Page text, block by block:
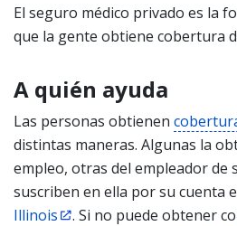
El seguro médico privado es la
que la gente obtiene cobertura
A quién ayuda
Las personas obtienen
distintas maneras. Algunas la
empleo, otras del empleador de
suscriben en ella por su cuenta
Illinois
. Si no puede obtener